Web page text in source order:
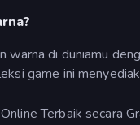
warna di duniamu
game ini
Terbaik secara